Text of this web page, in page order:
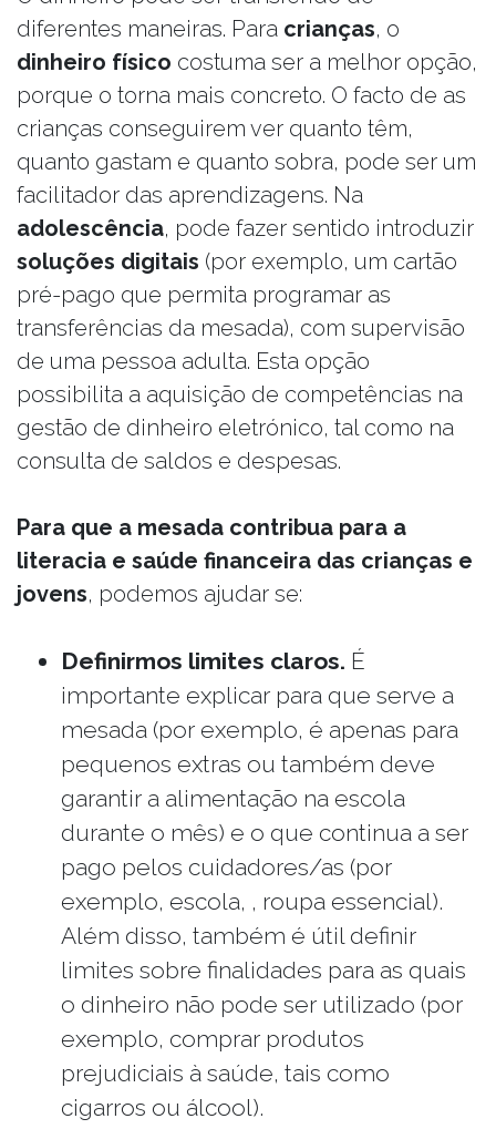
diferentes maneiras. Para crianças, o
dinheiro físico costuma ser a melhor opção,
porque o torna mais concreto. O facto de as
crianças conseguirem ver quanto têm,
quanto gastam e quanto sobra, pode ser um
facilitador das aprendizagens. Na
adolescência, pode fazer sentido introduzir
soluções digitais (por exemplo, um cartão
pré-pago que permita programar as
transferências da mesada), com supervisão
de uma pessoa adulta. Esta opção
possibilita a aquisição de competências na
gestão de dinheiro eletrónico, tal como na
consulta de saldos e despesas.
Para que a mesada contribua para a
literacia e saúde financeira das crianças e
jovens, podemos ajudar se:
Definirmos limites claros. É
importante explicar para que serve a
mesada (por exemplo, é apenas para
pequenos extras ou também deve
garantir a alimentação na escola
durante o mês) e o que continua a ser
pago pelos cuidadores/as (por
exemplo, escola, , roupa essencial).
Além disso, também é útil definir
limites sobre finalidades para as quais
o dinheiro não pode ser utilizado (por
exemplo, comprar produtos
prejudiciais à saúde, tais como
cigarros ou álcool).